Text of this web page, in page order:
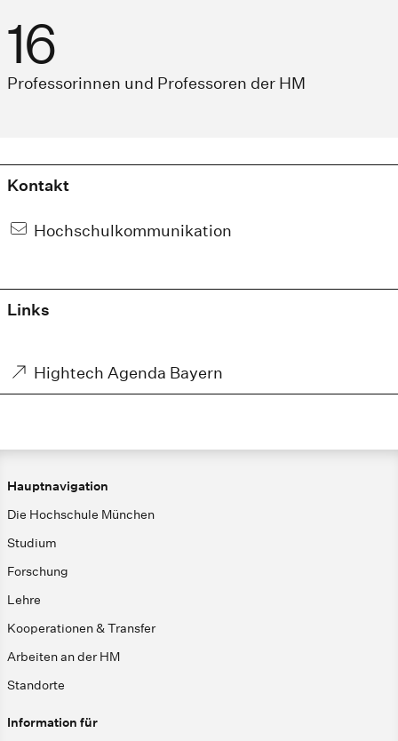
16
Professorinnen und Professoren der HM
Kontakt
Hochschulkommunikation
Links
Hightech Agenda Bayern
Hauptnavigation
Die Hochschule München
Studium
Forschung
Lehre
Kooperationen & Transfer
Arbeiten an der HM
Standorte
Information für